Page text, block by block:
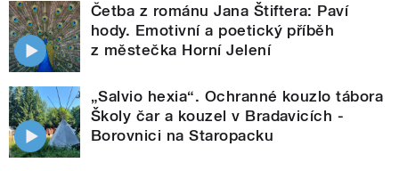
Četba z románu Jana Štiftera: Paví
hody. Emotivní a poetický příběh
z městečka Horní Jelení
„Salvio hexia“. Ochranné kouzlo tábora
Školy čar a kouzel v Bradavicích -
Borovnici na Staropacku